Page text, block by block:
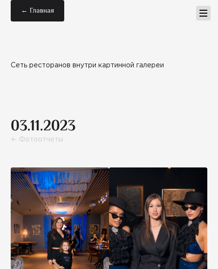
← Главная
Сеть ресторанов внутри картинной галереи
03.11.2023
← Фотоотчеты